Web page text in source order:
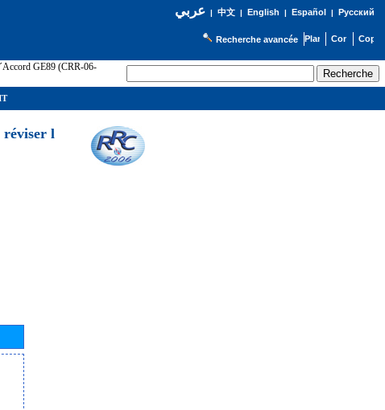
عربي| 中文| English | Español | Русский
Recherche avancée
GE89 (CRR-06-
réviser l